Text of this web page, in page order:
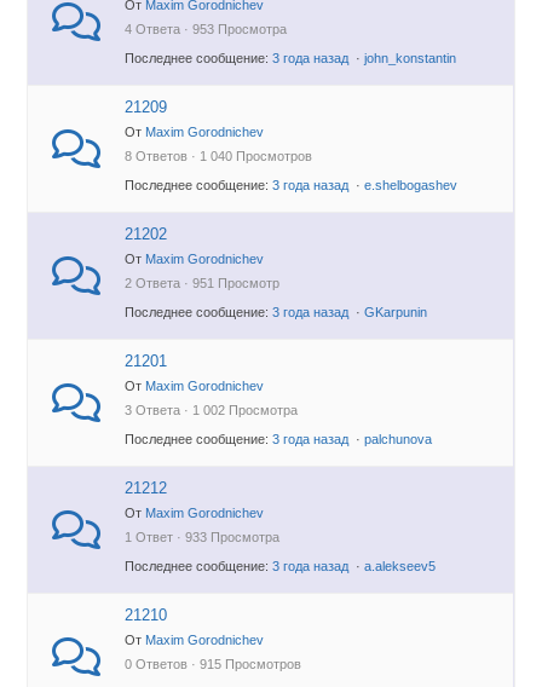
От Maxim Gorodnichev
4 Ответа · 953 Просмотра
Последнее сообщение:3 года назад ·john_konstantin
21209
От Maxim Gorodnichev
8 Ответов · 1 040 Просмотров
Последнее сообщение:3 года назад ·e.shelbogashev
21202
От Maxim Gorodnichev
2 Ответа · 951 Просмотр
Последнее сообщение:3 года назад ·GKarpunin
21201
От Maxim Gorodnichev
3 Ответа · 1 002 Просмотра
Последнее сообщение:3 года назад ·palchunova
21212
От Maxim Gorodnichev
1 Ответ · 933 Просмотра
Последнее сообщение:3 года назад ·a.alekseev5
21210
От Maxim Gorodnichev
0 Ответов · 915 Просмотров